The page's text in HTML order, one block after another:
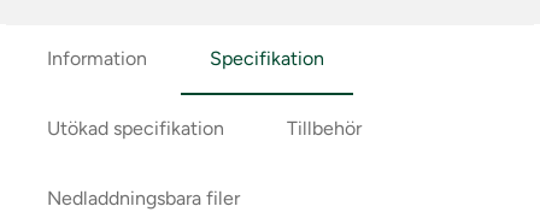
Information Specifikation
Utökad specifikation Tillbehör
Nedladdningsbara filer